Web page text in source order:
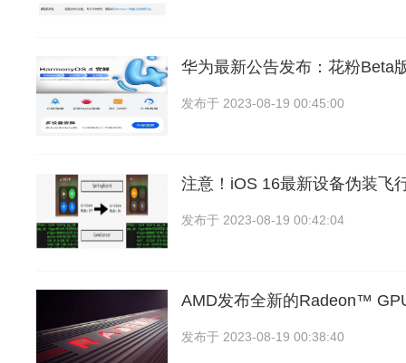
华为最新公告发布：花粉Beta
发布于 2023-08-19 00:45:00
注意！iOS 16最新设备伪装飞
发布于 2023-08-19 00:42:04
AMD发布全新的Radeon™
发布于 2023-08-19 00:38:40